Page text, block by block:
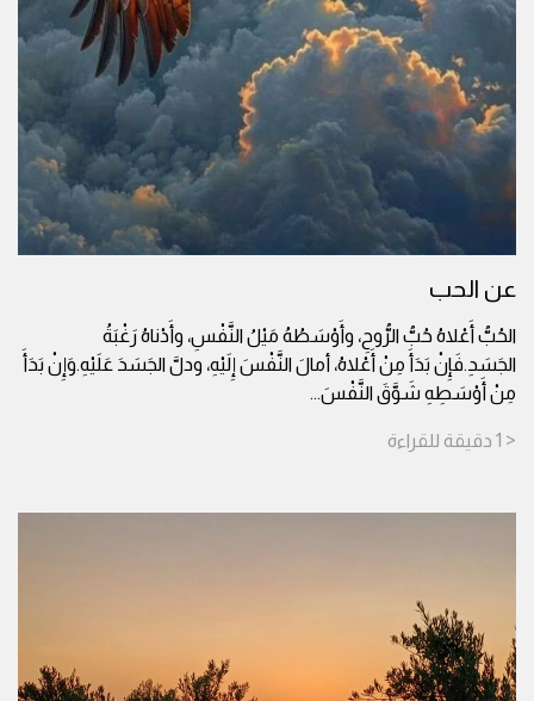
عن الحب
الحُبُّ أَعْلاهُ حُبُّ الرُّوحِ، وأَوْسَطُهُ مَيْلُ النَّفْسِ، وأَدْناهُ رَغْبَةُ
الجَسَدِ.فَإِنْ بَدَأَ مِنْ أَعْلاهُ، أمالَ النَّفْسَ إِلَيْهِ، ودلَّ الجَسَدَ عَلَيْهِ.وَإِنْ بَدَأَ
مِنْ أَوْسَطِهِ شَوَّقَ النَّفْسَ...
< 1 دقيقة للقراءة